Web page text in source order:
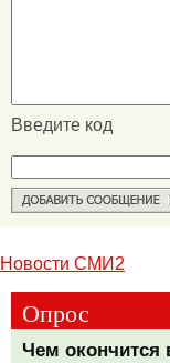
Введите код
Новости СМИ2
Опрос
Чем